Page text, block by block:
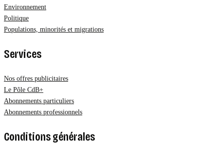
Environnement
Politique
Populations, minorités et migrations
Services
Nos offres publicitaires
Le Pôle CdB+
Abonnements particuliers
Abonnements professionnels
Conditions générales